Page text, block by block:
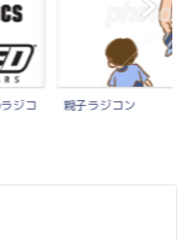
ジコ
親子ラジコン